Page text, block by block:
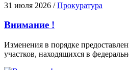
31 июля 2026 /Прокуратура
Внимание !
Изменения в порядке
участков, находящихся в